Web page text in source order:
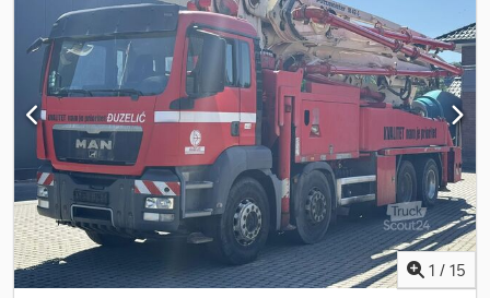
véhicule interne : G400191 Disponible immédiatement sur notre
parc à Kaufungen. Plus d’informations sur : * Luis Lucena * Viktoria
Sologubova Allemand Mercedes-Benz Arocs 3742 8x4, pompe à
béton Sermac 5Z42 | 42 m | Euro 6 À la vente, une Mercedes-Benz
Arocs 3742 8x4 d’occasion, équipée d’une pompe à béton Sermac
5Z42, fabriquée en 2016. Ce véhicule est doté d’un bras de
distribution de 42 mètres, d’un moteur diesel de 420 ch, d’une
transmission automatique et de la climatisation. Caractéristiques
techniques du véhicule : * Fabricant/Modèle : Mercedes-Benz
Arocs 3742 * Type de véhicule : Pompe à béton * Première
immatriculation : 01/2016 * Année de fabrication : 2016 *
Kilométrage : 306 416 km * Heures de fonctionnement de la
pompe : 4 086 * Puissance : 309 kW (420 ch) * Cylindrée : 12 809
1 / 15